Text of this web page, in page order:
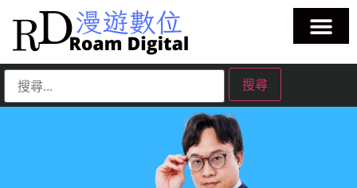
漫遊網路數位世界